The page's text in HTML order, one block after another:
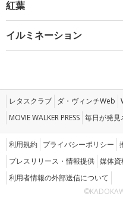
紅葉
イルミネーション
レタスクラブ ダ・ヴィンチWeb
MOVIE WALKER PRESS 毎日が発見
利用規約 プライバシーポリシー
プレスリリース・情報提供 媒体資
利用者情報の外部送信について